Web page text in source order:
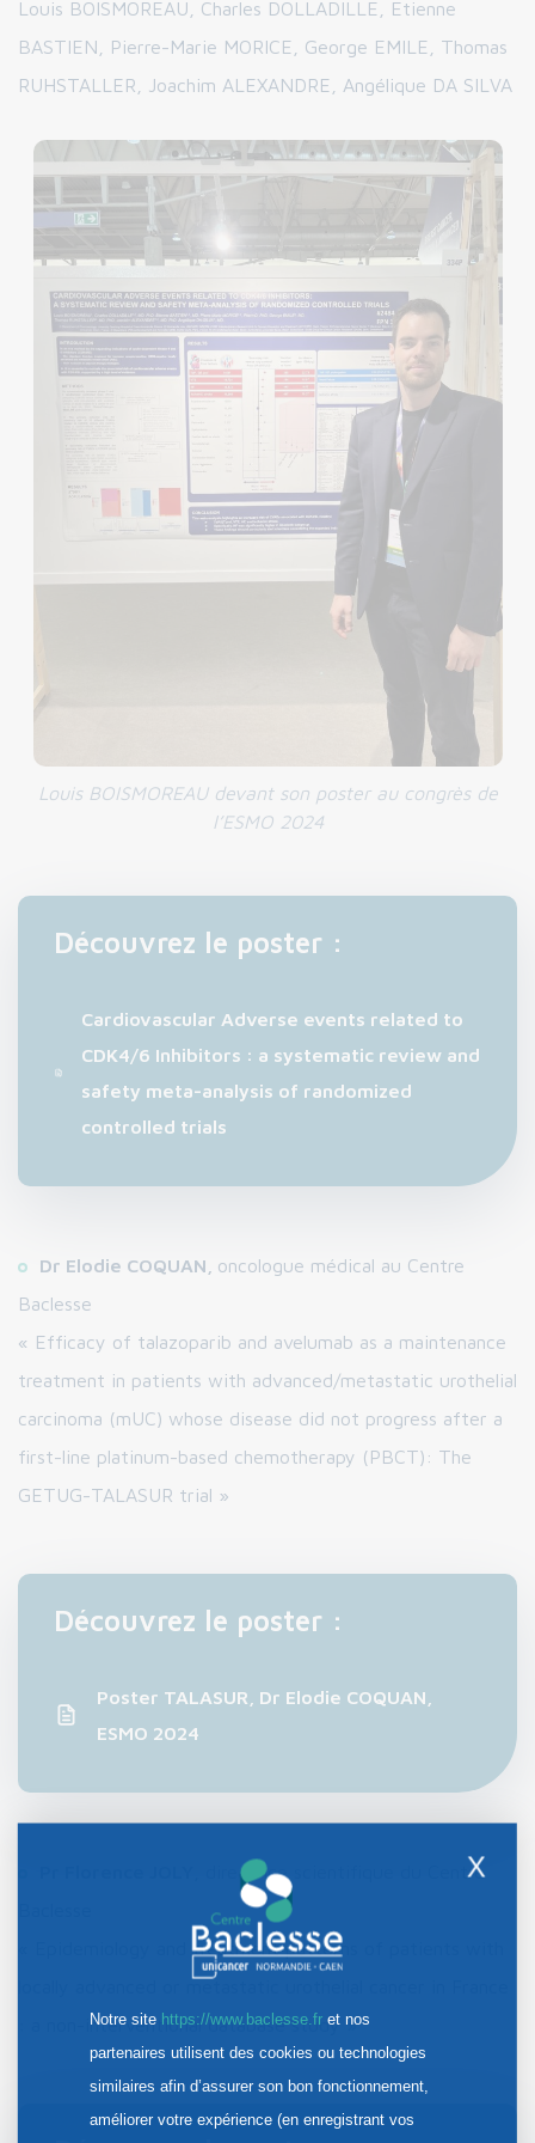
Louis BOISMOREAU, Charles DOLLADILLE, Etienne
BASTIEN, Pierre-Marie MORICE, George EMILE, Thomas
RUHSTALLER, Joachim ALEXANDRE, Angélique DA SILVA
Louis BOISMOREAU devant son poster au congrès de
l’ESMO 2024
Découvrez le poster :
Cardiovascular Adverse events related to
CDK4/6 Inhibitors : a systematic review and
safety meta-analysis of randomized
controlled trials
Dr Elodie COQUAN, oncologue médical au Centre
Baclesse
« Efficacy of talazoparib and avelumab as a maintenance
treatment in patients with advanced/metastatic urothelial
carcinoma (mUC) whose disease did not progress after a
first-line platinum-based chemotherapy (PBCT): The
GETUG-TALASUR trial »
Découvrez le poster :
Poster TALASUR, Dr Elodie COQUAN,
ESMO 2024
, directrice scientifique du Centre
« Epidemiology and treatment patterns of patients with
locally advanced or metastatic urothelial cancer in France
: a non-interventional database study »
X
Notre site https://www.baclesse.fret nos
partenaires utilisent des cookies ou technologies
similaires afin d’assurer son bon fonctionnement,
améliorer votre expérience (en enregistrant vos